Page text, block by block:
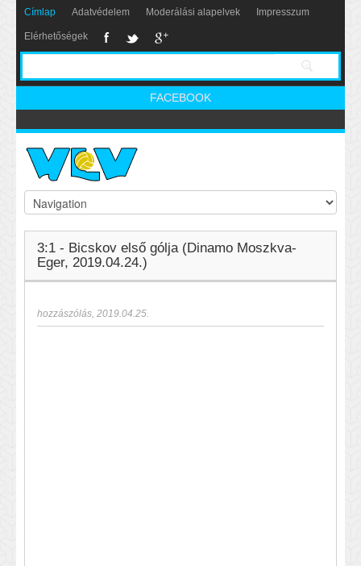
Címlap Adatvédelem Moderálási alapelvek Impresszum
Elérhetőségek
FACEBOOK
3:1 - Bicskov első gólja (Dinamo Moszkva-
Eger, 2019.04.24.)
hozzászólás, 2019.04.25.